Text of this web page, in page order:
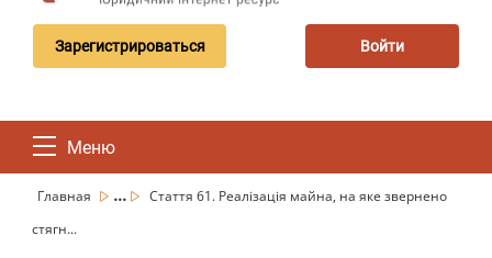
Зарегистрироваться Войти
Меню
Главная ...
Стаття 61. Реалізація майна, на яке звернено
стягн...